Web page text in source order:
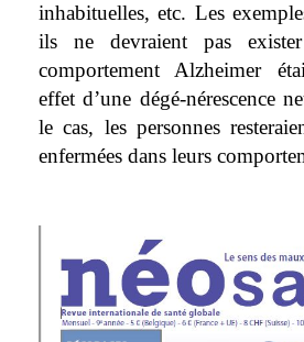
inhabituelles, etc. Les
ils ne devraient pas
comportement Alzheimer
effet d’une dégé-nérescence
le cas, les personnes
enfermées dans leurs